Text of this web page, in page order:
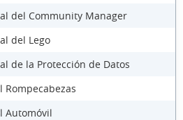
del Community Manager
del Lego
de la Protección de Datos
Automóvil